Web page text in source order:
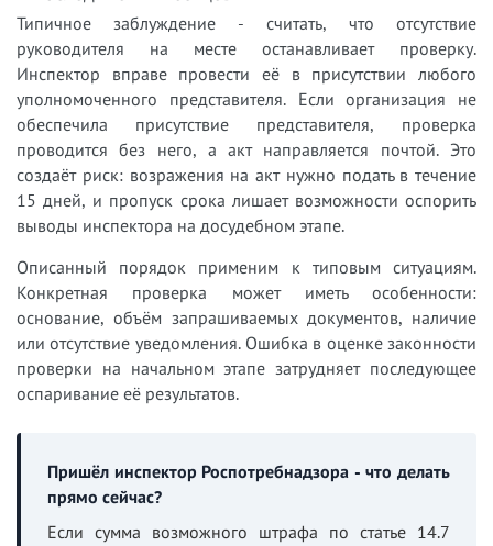
Типичное заблуждение - считать, что отсутствие
руководителя на месте останавливает проверку.
Инспектор вправе провести её в присутствии любого
уполномоченного представителя. Если организация не
обеспечила присутствие представителя, проверка
проводится без него, а акт направляется почтой. Это
создаёт риск: возражения на акт нужно подать в течение
15 дней, и пропуск срока лишает возможности оспорить
выводы инспектора на досудебном этапе.
Описанный порядок применим к типовым ситуациям.
Конкретная проверка может иметь особенности:
основание, объём запрашиваемых документов, наличие
или отсутствие уведомления. Ошибка в оценке законности
проверки на начальном этапе затрудняет последующее
оспаривание её результатов.
Пришёл инспектор Роспотребнадзора - что делать
прямо сейчас?
Если сумма возможного штрафа по статье 14.7